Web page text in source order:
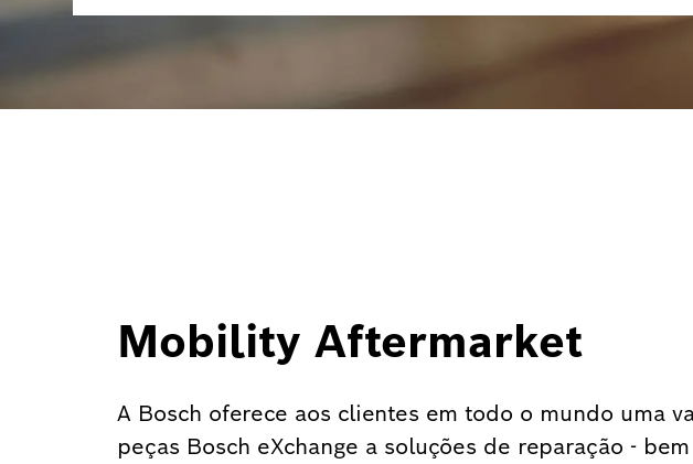
Mobility Aftermarket
A Bosch oferece aos clientes em todo o mundo uma
peças Bosch eXchange a soluções de reparação -